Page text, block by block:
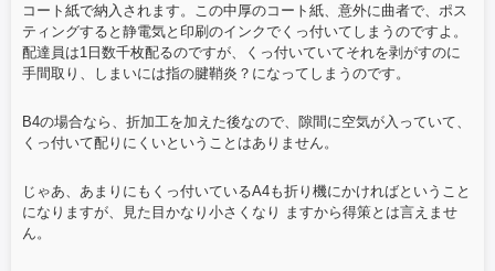
コート紙で納入されます。この中厚のコート紙、意外に曲者で、ポス
ティングすると静電気と印刷のインクでくっ付いてしまうのですよ。
配達員は1日数千枚配るのですが、くっ付いていてそれを剥がすのに
手間取り、しまいには指の腱鞘炎？になってしまうのです。
B4の場合なら、折加工を加えた後なので、隙間に空気が入っていて、
くっ付いて配りにくいということはありません。
じゃあ、あまりにもくっ付いているA4も折り機にかければということ
になりますが、見た目かなり小さくなり ますから得策とは言えませ
ん。